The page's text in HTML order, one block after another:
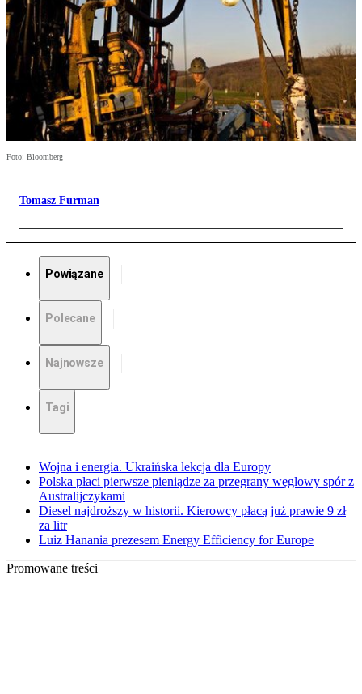
Foto: Bloomberg
Tomasz Furman
Powiązane
Polecane
Najnowsze
Tagi
Wojna i energia. Ukraińska lekcja dla Europy
Polska płaci pierwsze pieniądze za przegrany węglowy spór z
Australijczykami
Diesel najdroższy w historii. Kierowcy płacą już prawie 9 zł
za litr
Luiz Hanania prezesem Energy Efficiency for Europe
Promowane treści